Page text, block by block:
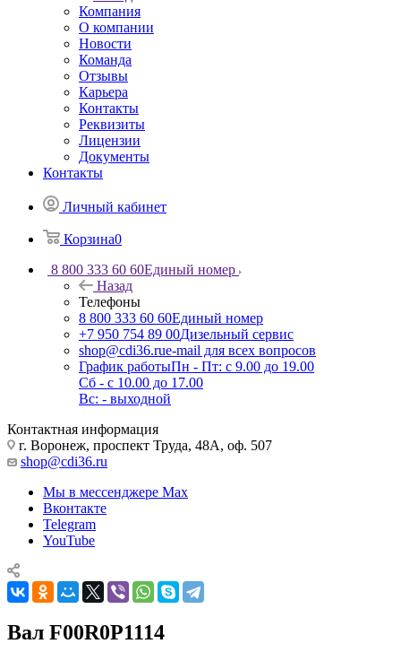
Компания
О компании
Новости
Команда
Отзывы
Карьера
Контакты
Реквизиты
Лицензии
Документы
Контакты
Личный кабинет
Корзина0
8 800 333 60 60Единый номер
Назад
Телефоны
8 800 333 60 60Единый номер
+7 950 754 89 00Дизельный сервис
shop@cdi36.rue-mail для всех вопросов
График работыПн - Пт: с 9.00 до 19.00
Сб - с 10.00 до 17.00
Вс: - выходной
Контактная информация
г. Воронеж, проспект Труда, 48А, оф. 507
shop@cdi36.ru
Мы в мессенджере Max
Вконтакте
Telegram
YouTube
Вал F00R0P1114